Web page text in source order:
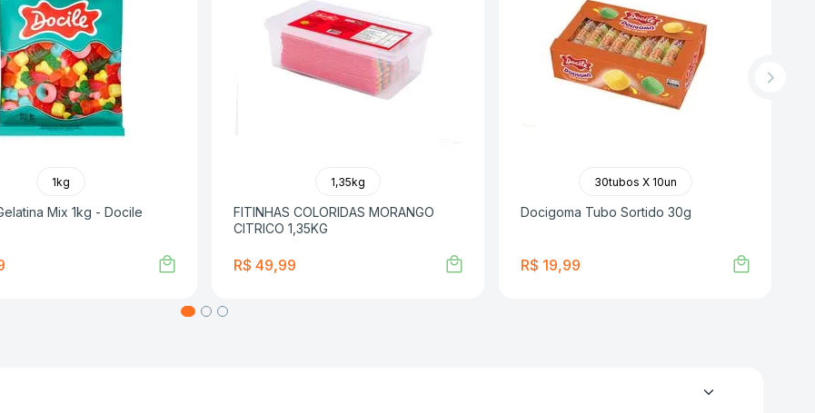
1kg
Mix 1kg - Docile
1,35kg
FITINHAS COLORIDAS MORANGO
CITRICO 1,35KG
R$ 49,99
30tubos X 10un
Docigoma Tubo Sortido 30g
R$ 19,99